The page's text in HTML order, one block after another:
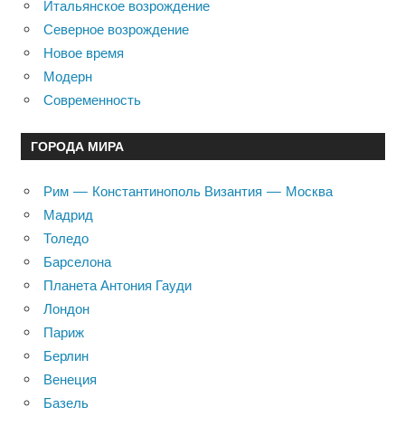
Итальянское возрождение
Северное возрождение
Новое время
Модерн
Современность
ГОРОДА МИРА
Рим — Константинополь Византия — Москва
Мадрид
Толедо
Барселона
Планета Антония Гауди
Лондон
Париж
Берлин
Венеция
Базель